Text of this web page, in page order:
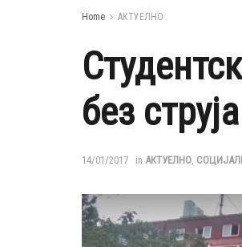
Home АКТУЕЛНО
без струја
14/01/2017 in АКТУЕЛНО,